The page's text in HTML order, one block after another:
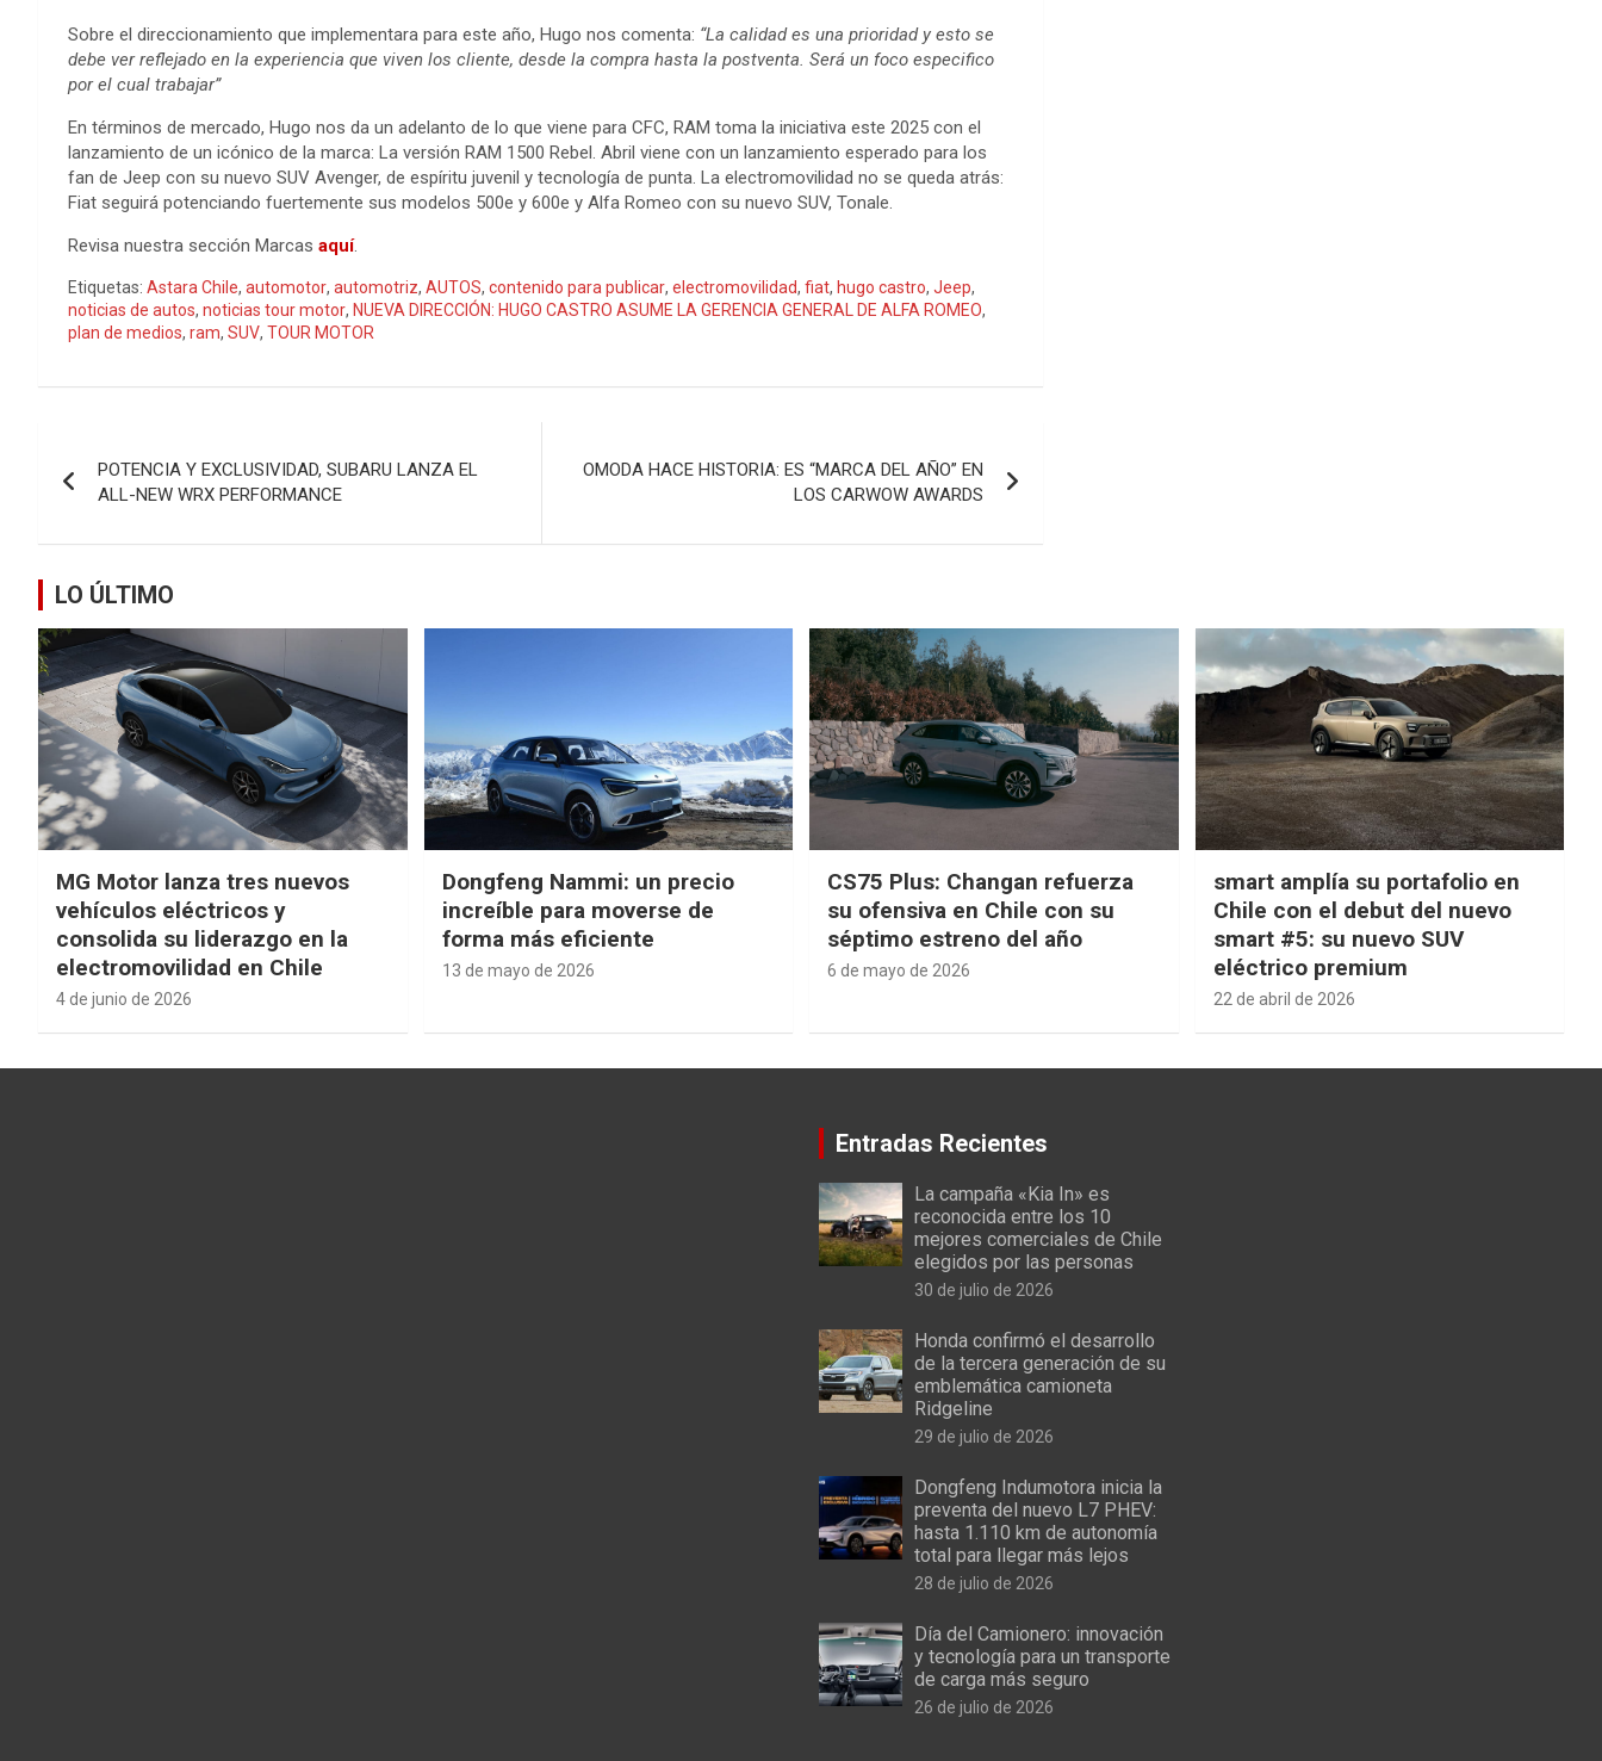
Sobre el direccionamiento que implementara para este año, Hugo nos comenta: “La calidad es una prioridad y esto se
debe ver reflejado en la experiencia que viven los cliente, desde la compra hasta la postventa. Será un foco especifico
por el cual trabajar”
En términos de mercado, Hugo nos da un adelanto de lo que viene para CFC, RAM toma la iniciativa este 2025 con el
lanzamiento de un icónico de la marca: La versión RAM 1500 Rebel. Abril viene con un lanzamiento esperado para los
fan de Jeep con su nuevo SUV Avenger, de espíritu juvenil y tecnología de punta. La electromovilidad no se queda atrás:
Fiat seguirá potenciando fuertemente sus modelos 500e y 600e y Alfa Romeo con su nuevo SUV, Tonale.
Revisa nuestra sección Marcas aquí.
Etiquetas: Astara Chile, automotor, automotriz, AUTOS, contenido para publicar, electromovilidad, fiat, hugo castro, Jeep,
noticias de autos, noticias tour motor, NUEVA DIRECCIÓN: HUGO CASTRO ASUME LA GERENCIA GENERAL DE ALFA ROMEO,
plan de medios, ram, SUV, TOUR MOTOR
de
entradas
POTENCIA Y EXCLUSIVIDAD, SUBARU LANZA EL
ALL-NEW WRX PERFORMANCE
OMODA HACE HISTORIA: ES “MARCA DEL AÑO” EN
LOS CARWOW AWARDS
LO ÚLTIMO
MG Motor lanza tres nuevos
vehículos eléctricos y
consolida su liderazgo en la
electromovilidad en Chile
4 de junio de 2026
Dongfeng Nammi: un precio
increíble para moverse de
forma más eficiente
13 de mayo de 2026
CS75 Plus: Changan refuerza
su ofensiva en Chile con su
séptimo estreno del año
6 de mayo de 2026
smart amplía su portafolio en
Chile con el debut del nuevo
smart #5: su nuevo SUV
eléctrico premium
22 de abril de 2026
Entradas Recientes
La campaña «Kia In» es
reconocida entre los 10
mejores comerciales de Chile
elegidos por las personas
30 de julio de 2026
Honda confirmó el desarrollo
de la tercera generación de su
emblemática camioneta
Ridgeline
29 de julio de 2026
Dongfeng Indumotora inicia la
preventa del nuevo L7 PHEV:
hasta 1.110 km de autonomía
total para llegar más lejos
28 de julio de 2026
Día del Camionero: innovación
y tecnología para un transporte
de carga más seguro
26 de julio de 2026